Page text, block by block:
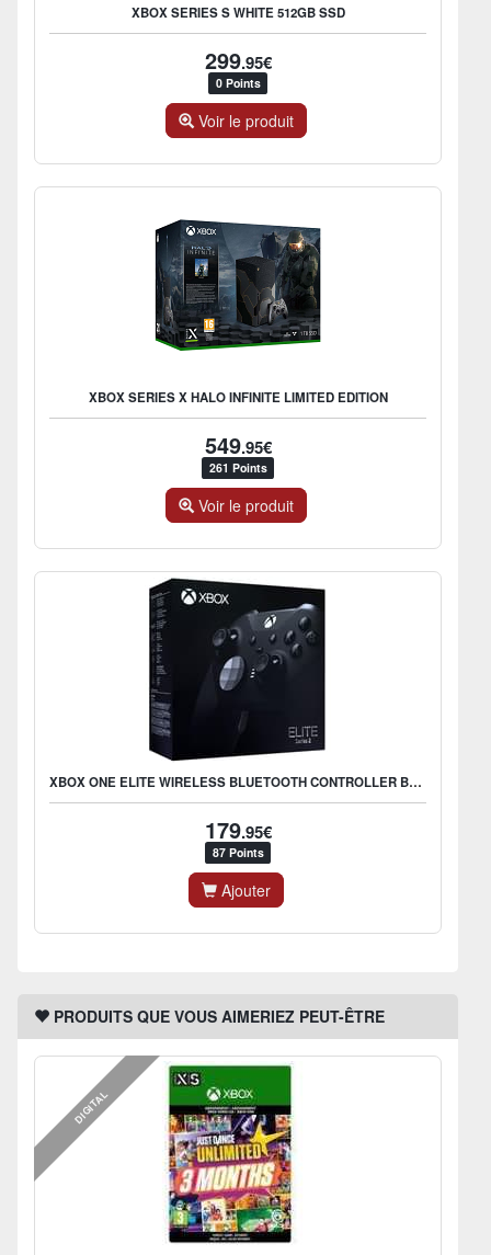
XBOX SERIES S WHITE 512GB SSD
299.95€
0 Points
Voir le produit
XBOX SERIES X HALO INFINITE LIMITED EDITION
549.95€
261 Points
Voir le produit
XBOX ONE ELITE WIRELESS BLUETOOTH CONTROLLER BLACK SERIES 2
179.95€
87 Points
Ajouter
PRODUITS QUE VOUS AIMERIEZ PEUT-ÊTRE
DIGITAL